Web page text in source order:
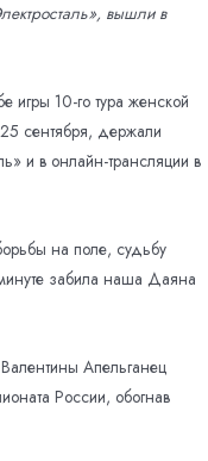
вышли в
10-го тура женской
сентября, держали
и в онлайн-трансляции в
на поле, судьбу
забила наша Даяна
Апельганец
России, обогнав